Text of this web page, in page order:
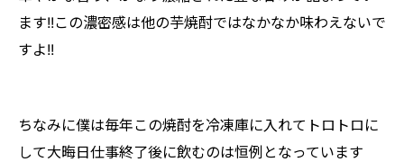
ます!!この濃密感は他の芋焼酎ではなかなか味わえないで
すよ!!
ちなみに僕は毎年この焼酎を冷凍庫に入れてトロトロに
して大晦日仕事終了後に飲むのは恒例となっています